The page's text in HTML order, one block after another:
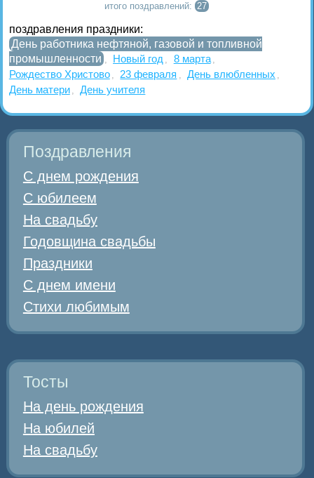
итого поздравлений:27
поздравления праздники:
День работника нефтяной, газовой и топливной
промышленности , Новый год , 8 марта ,
Рождество Христово , 23 февраля , День влюбленных ,
День матери , День учителя
Поздравления
С днем рождения
С юбилеем
На свадьбу
Годовщина свадьбы
Праздники
С днем имени
Стихи любимым
Тосты
На день рождения
На юбилей
На свадьбу